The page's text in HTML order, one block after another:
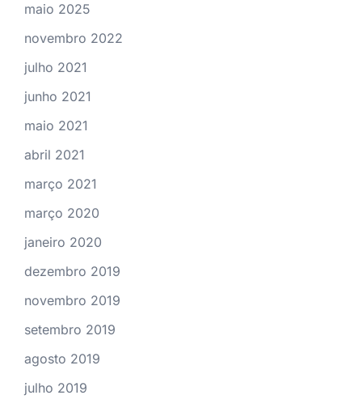
maio 2025
novembro 2022
julho 2021
junho 2021
maio 2021
abril 2021
março 2021
março 2020
janeiro 2020
dezembro 2019
novembro 2019
setembro 2019
agosto 2019
julho 2019